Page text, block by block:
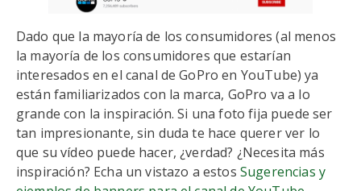
Dado que la mayoría de los consumidores (al menos
la mayoría de los consumidores que estarían
interesados en el canal de GoPro en YouTube) ya
están familiarizados con la marca, GoPro va a lo
grande con la inspiración. Si una foto fija puede ser
tan impresionante, sin duda te hace querer ver lo
que su vídeo puede hacer, ¿verdad? ¿Necesita más
inspiración? Echa un vistazo a estos Sugerencias y